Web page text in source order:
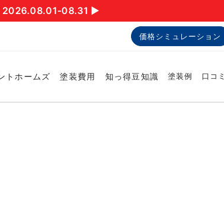
2026.08.01-08.31 ▶︎
価格シミュレーション
トホームズ 塗装費用 知っ得豆知識 塗装例 口コミ